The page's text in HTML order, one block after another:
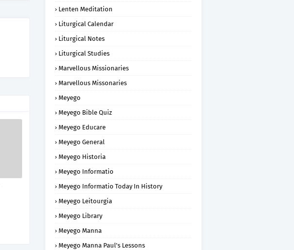
Lenten Meditation
Liturgical Calendar
Liturgical Notes
Liturgical Studies
Marvellous Missionaries
Marvellous Missonaries
Meyego
Meyego Bible Quiz
Meyego Educare
Meyego General
Meyego Historia
Meyego Informatio
Meyego Informatio Today In History
Meyego Leitourgia
Meyego Library
Meyego Manna
Meyego Manna Paul's Lessons